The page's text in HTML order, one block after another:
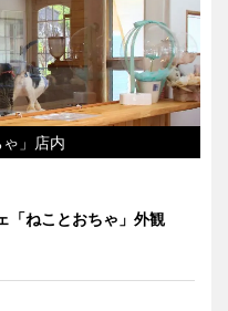
」店内
「ねことおちゃ」外観